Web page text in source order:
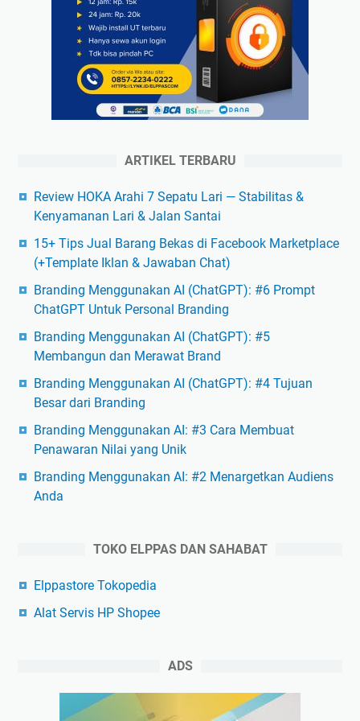
ARTIKEL TERBARU
Review HOKA Arahi 7 Sepatu Lari — Stabilitas &
Kenyamanan Lari & Jalan Santai
15+ Tips Jual Barang Bekas di Facebook Marketplace
(+Template Iklan & Jawaban Chat)
Branding Menggunakan AI (ChatGPT): #6 Prompt
ChatGPT Untuk Personal Branding
Branding Menggunakan AI (ChatGPT): #5
Membangun dan Merawat Brand
Branding Menggunakan AI (ChatGPT): #4 Tujuan
Besar dari Branding
Branding Menggunakan AI: #3 Cara Membuat
Penawaran Nilai yang Unik
Branding Menggunakan AI: #2 Menargetkan Audiens
Anda
TOKO ELPPAS DAN SAHABAT
Elppastore Tokopedia
Alat Servis HP Shopee
ADS